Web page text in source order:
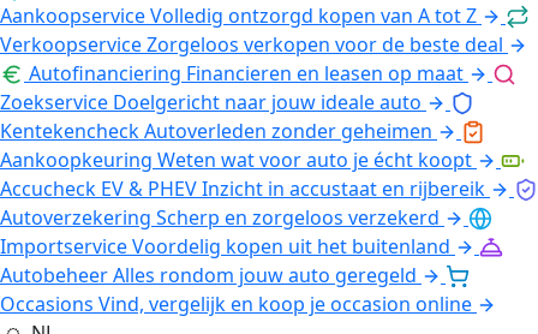
AankoopserviceVolledig ontzorgd kopen van A tot Z
VerkoopserviceZorgeloos verkopen voor de beste deal
Autofinanciering Financieren en leasen op maat
Zoekservice Doelgericht naar jouw ideale auto
KentekencheckAutoverleden zonder geheimen
Aankoopkeuring Weten wat voor auto je écht koopt
Accucheck EV & PHEVInzicht in accustaat en rijbereik
Autoverzekering Scherp en zorgeloos verzekerd
ImportserviceVoordelig kopen uit het buitenland
AutobeheerAlles rondom jouw auto geregeld
Occasions Vind, vergelijk en koop je occasion online